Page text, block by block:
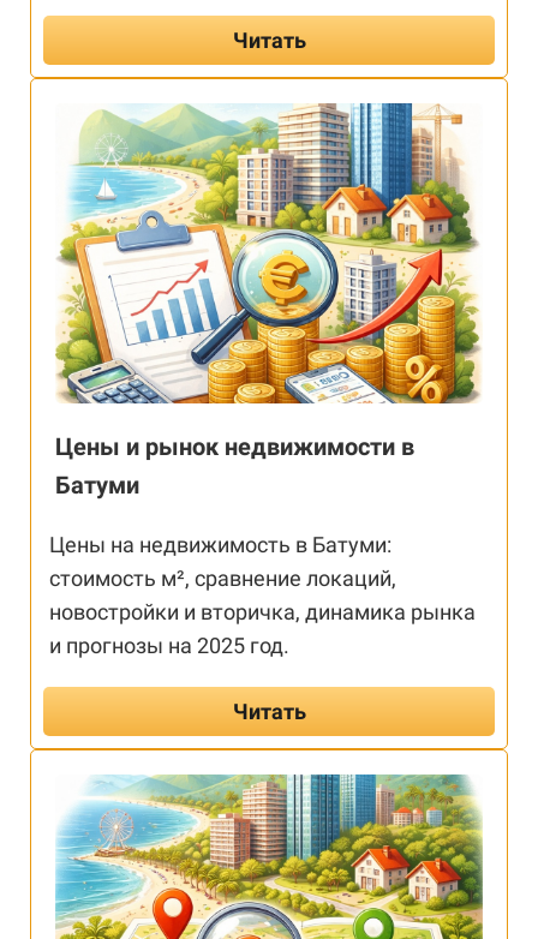
Читать
Цены и рынок недвижимости в
Батуми
Цены на недвижимость в Батуми:
стоимость м², сравнение локаций,
новостройки и вторичка, динамика рынка
и прогнозы на 2025 год.
Читать